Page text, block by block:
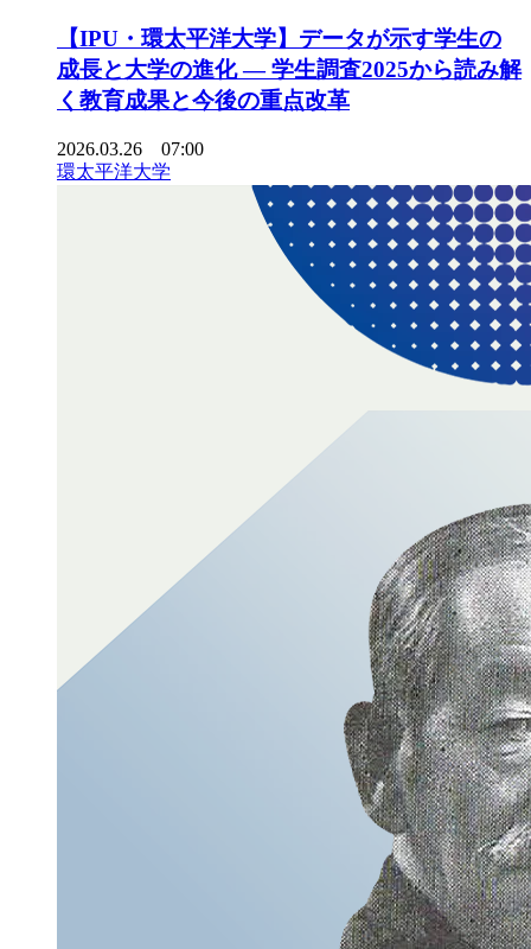
【IPU・環太平洋大学】データが示す学生の
成長と大学の進化 ― 学生調査2025から読み解
く教育成果と今後の重点改革
2026.03.26 07:00
環太平洋大学